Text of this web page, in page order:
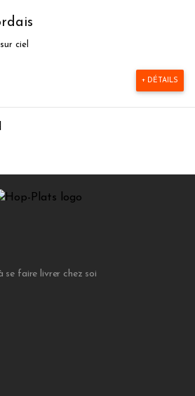
ciel
+ DÉTAILS
se faire livrer chez soi